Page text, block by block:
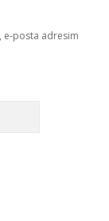
e-posta adresim